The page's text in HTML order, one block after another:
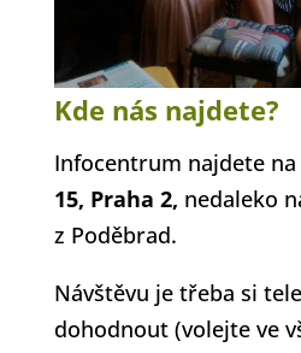
Kde nás najdete?
Infocentrum najdete na
15, Praha 2, nedaleko
z Poděbrad.
Návštěvu je třeba si
dohodnout (volejte ve